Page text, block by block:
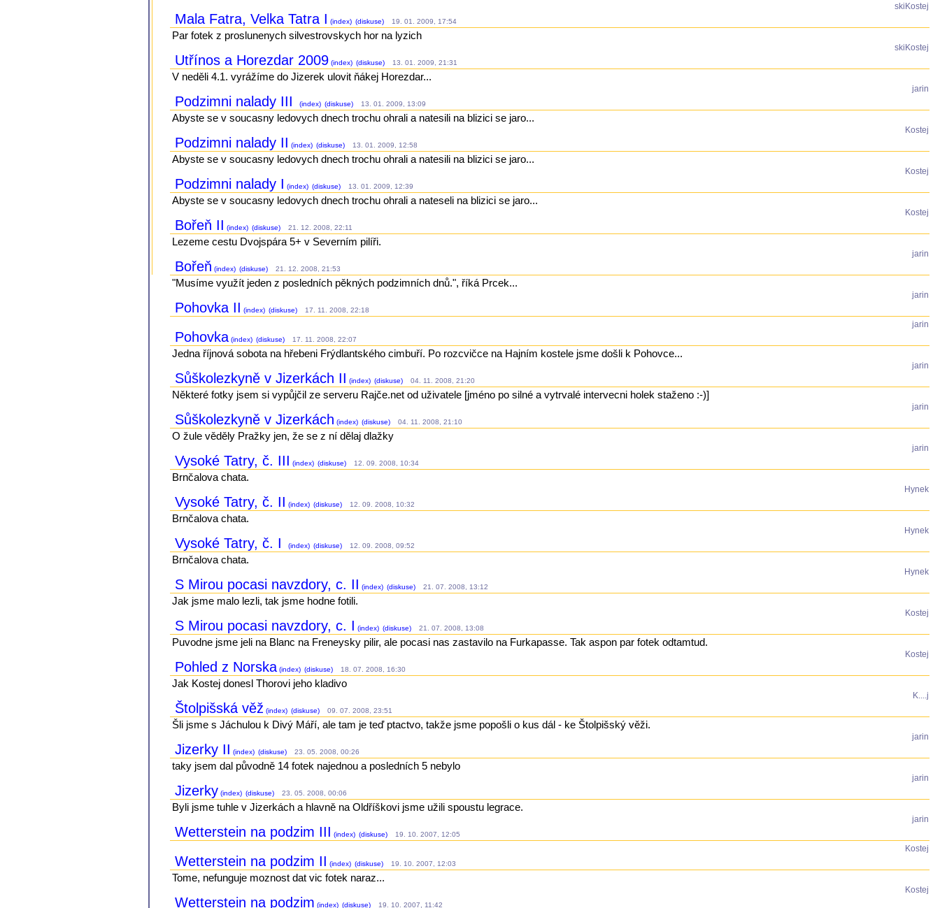
skiKostej
Mala Fatra, Velka Tatra I (index) (diskuse) 19. 01. 2009, 17:54
Par fotek z proslunenych silvestrovskych hor na lyzich
skiKostej
Utřínos a Horezdar 2009 (index) (diskuse) 13. 01. 2009, 21:31
V neděli 4.1. vyrážíme do Jizerek ulovit ňákej Horezdar...
jarin
Podzimni nalady III (index) (diskuse) 13. 01. 2009, 13:09
Abyste se v soucasny ledovych dnech trochu ohrali a natesili na blizici se jaro...
Kostej
Podzimni nalady II (index) (diskuse) 13. 01. 2009, 12:58
Abyste se v soucasny ledovych dnech trochu ohrali a natesili na blizici se jaro...
Kostej
Podzimni nalady I (index) (diskuse) 13. 01. 2009, 12:39
Abyste se v soucasny ledovych dnech trochu ohrali a nateseli na blizici se jaro...
Kostej
Bořeň II (index) (diskuse) 21. 12. 2008, 22:11
Lezeme cestu Dvojspára 5+ v Severním pilíři.
jarin
Bořeň (index) (diskuse) 21. 12. 2008, 21:53
"Musíme využít jeden z posledních pěkných podzimních dnů.", říká Prcek...
jarin
Pohovka II (index) (diskuse) 17. 11. 2008, 22:18
jarin
Pohovka (index) (diskuse) 17. 11. 2008, 22:07
Jedna říjnová sobota na hřebeni Frýdlantského cimbuří. Po rozcvičce na Hajním kostele jsme došli k Pohovce...
jarin
Sůškolezkyně v Jizerkách II (index) (diskuse) 04. 11. 2008, 21:20
Některé fotky jsem si vypůjčil ze serveru Rajče.net od uživatele [jméno po silné a vytrvalé intervecni holek staženo :-)]
jarin
Sůškolezkyně v Jizerkách (index) (diskuse) 04. 11. 2008, 21:10
O žule věděly Pražky jen, že se z ní dělaj dlažky
jarin
Vysoké Tatry, č. III (index) (diskuse) 12. 09. 2008, 10:34
Brnčalova chata.
Hynek
Vysoké Tatry, č. II (index) (diskuse) 12. 09. 2008, 10:32
Brnčalova chata.
Hynek
Vysoké Tatry, č. I (index) (diskuse) 12. 09. 2008, 09:52
Brnčalova chata.
Hynek
S Mirou pocasi navzdory, c. II (index) (diskuse) 21. 07. 2008, 13:12
Jak jsme malo lezli, tak jsme hodne fotili.
Kostej
S Mirou pocasi navzdory, c. I (index) (diskuse) 21. 07. 2008, 13:08
Puvodne jsme jeli na Blanc na Freneysky pilir, ale pocasi nas zastavilo na Furkapasse. Tak aspon par fotek odtamtud.
Kostej
Pohled z Norska (index) (diskuse) 18. 07. 2008, 16:30
Jak Kostej donesl Thorovi jeho kladivo
K....j
Štolpišská věž (index) (diskuse) 09. 07. 2008, 23:51
Šli jsme s Jáchulou k Divý Máří, ale tam je teď ptactvo, takže jsme popošli o kus dál - ke Štolpišský věži.
jarin
Jizerky II (index) (diskuse) 23. 05. 2008, 00:26
taky jsem dal původně 14 fotek najednou a posledních 5 nebylo
jarin
Jizerky (index) (diskuse) 23. 05. 2008, 00:06
Byli jsme tuhle v Jizerkách a hlavně na Oldříškovi jsme užili spoustu legrace.
jarin
Wetterstein na podzim III (index) (diskuse) 19. 10. 2007, 12:05
Kostej
Wetterstein na podzim II (index) (diskuse) 19. 10. 2007, 12:03
Tome, nefunguje moznost dat vic fotek naraz...
Kostej
Wetterstein na podzim (index) (diskuse) 19. 10. 2007, 11:42